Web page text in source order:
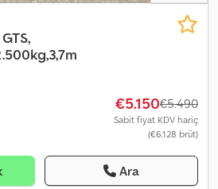
€5.150€5.490
Sabit fiyat KDV hariç
(€6.128 brüt)
Ara